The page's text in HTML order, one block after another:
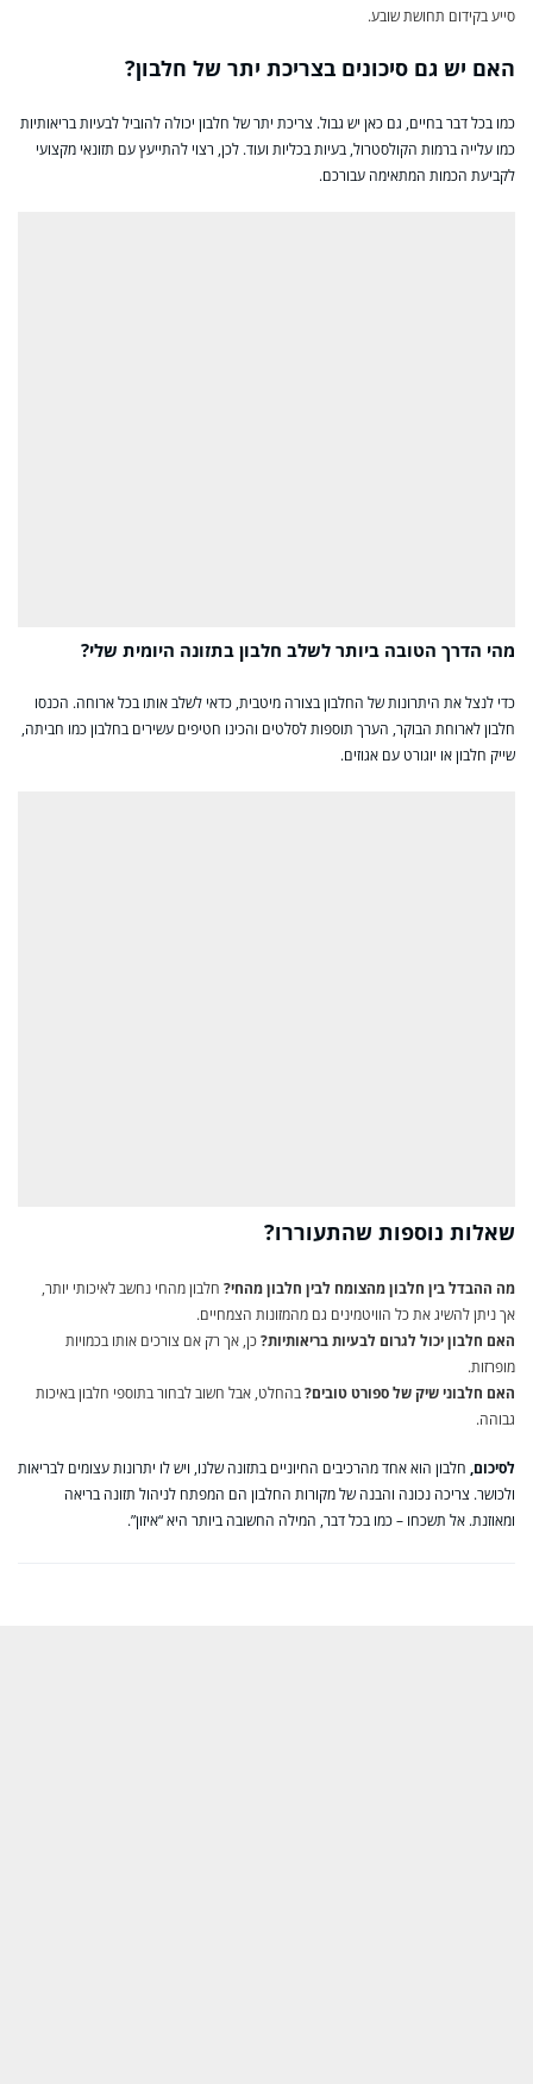
סייע בקידום תחושת שובע.
האם יש גם סיכונים בצריכת יתר של חלבון?
כמו בכל דבר בחיים, גם כאן יש גבול. צריכת יתר של חלבון יכולה להוביל לבעיות בריאותיות
כמו עלייה ברמות הקולסטרול, בעיות בכליות ועוד. לכן, רצוי להתייעץ עם תזונאי מקצועי
לקביעת הכמות המתאימה עבורכם.
מהי הדרך הטובה ביותר לשלב חלבון בתזונה היומית שלי?
כדי לנצל את היתרונות של החלבון בצורה מיטבית, כדאי לשלב אותו בכל ארוחה. הכנסו
חלבון לארוחת הבוקר, הערך תוספות לסלטים והכינו חטיפים עשירים בחלבון כמו חביתה,
שייק חלבון או יוגורט עם אגוזים.
שאלות נוספות שהתעוררו?
מה ההבדל בין חלבון מהצומח לבין חלבון מהחי? חלבון מהחי נחשב לאיכותי יותר,
אך ניתן להשיג את כל הוויטמינים גם מהמזונות הצמחיים.
האם חלבון יכול לגרום לבעיות בריאותיות?כן, אך רק אם צורכים אותו בכמויות
מופרזות.
האם חלבוני שיק של ספורט טובים?בהחלט, אבל חשוב לבחור בתוספי חלבון באיכות
גבוהה.
לסיכום, חלבון הוא אחד מהרכיבים החיוניים בתזונה שלנו, ויש לו יתרונות עצומים לבריאות
ולכושר. צריכה נכונה והבנה של מקורות החלבון הם המפתח לניהול תזונה בריאה
ומאוזנת. אל תשכחו – כמו בכל דבר, המילה החשובה ביותר היא “איזון”.